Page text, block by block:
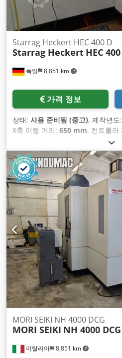
독일 8,851 km
Starrag Heckert HEC 400 D
Starrag Heckert HEC
가격 정보
상태: 사용 준비됨 (중고), 제작년도:
X축 이동 거리: 650 mm, 컨트롤러
, 총중
(최대):12,000 rpm, 스핀들 모터
진의 슬롯 수:80, 축 수: 4,
이탈리아 8,851 km
MORI SEIKI NH 4000 DCG
MORI SEIKI NH 4000 DCG